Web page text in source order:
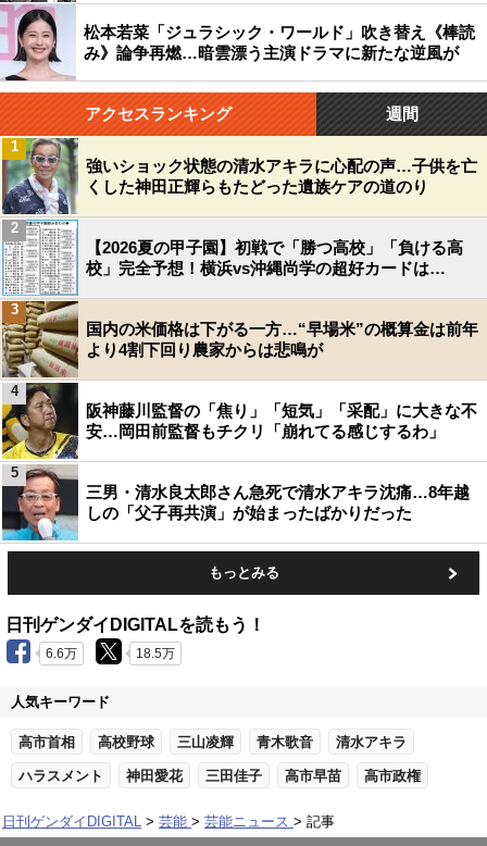
松本若菜「ジュラシック・ワールド」吹き替え《棒読
み》論争再燃…暗雲漂う主演ドラマに新たな逆風が
アクセスランキング 週間
強いショック状態の清水アキラに心配の声…子供を亡
くした神田正輝らもたどった遺族ケアの道のり
1
【2026夏の甲子園】初戦で「勝つ高校」「負ける高
校」完全予想！横浜vs沖縄尚学の超好カードは…
2
国内の米価格は下がる一方…“早場米”の概算金は前年
より4割下回り農家からは悲鳴が
3
阪神藤川監督の「焦り」「短気」「采配」に大きな不
安…岡田前監督もチクリ「崩れてる感じするわ」
4
三男・清水良太郎さん急死で清水アキラ沈痛…8年越
しの「父子再共演」が始まったばかりだった
5
もっとみる
日刊ゲンダイDIGITALを読もう！
6.6万 18.5万
人気キーワード
高市首相 高校野球 三山凌輝 青木歌音 清水アキラ
ハラスメント 神田愛花 三田佳子 高市早苗 高市政権
日刊ゲンダイDIGITAL 芸能 芸能ニュース 記事